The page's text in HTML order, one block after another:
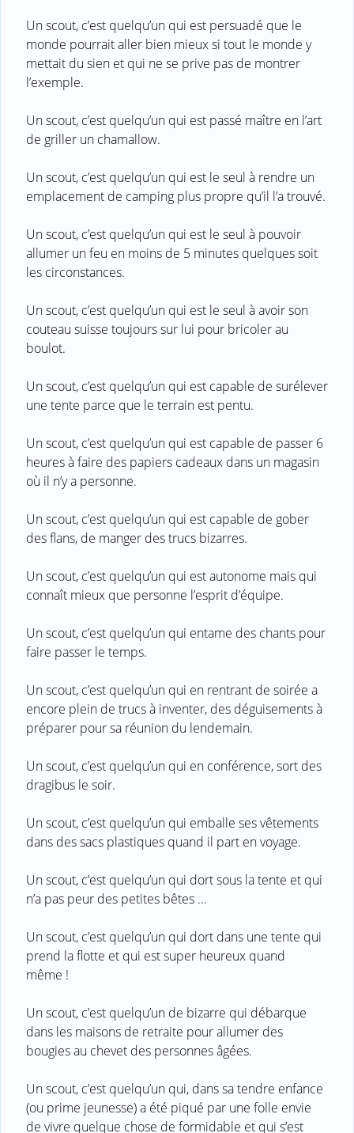
Un scout, c’est quelqu’un qui est persuadé que le
monde pourrait aller bien mieux si tout le monde y
mettait du sien et qui ne se prive pas de montrer
l’exemple.
Un scout, c’est quelqu’un qui est passé maître en l’art
de griller un chamallow.
Un scout, c’est quelqu’un qui est le seul à rendre un
emplacement de camping plus propre qu’il l’a trouvé.
Un scout, c’est quelqu’un qui est le seul à pouvoir
allumer un feu en moins de 5 minutes quelques soit
les circonstances.
Un scout, c’est quelqu’un qui est le seul à avoir son
couteau suisse toujours sur lui pour bricoler au
boulot.
Un scout, c’est quelqu’un qui est capable de surélever
une tente parce que le terrain est pentu.
Un scout, c’est quelqu’un qui est capable de passer 6
heures à faire des papiers cadeaux dans un magasin
où il n’y a personne.
Un scout, c’est quelqu’un qui est capable de gober
des flans, de manger des trucs bizarres.
Un scout, c’est quelqu’un qui est autonome mais qui
connaît mieux que personne l’esprit d’équipe.
Un scout, c’est quelqu’un qui entame des chants pour
faire passer le temps.
Un scout, c’est quelqu’un qui en rentrant de soirée a
encore plein de trucs à inventer, des déguisements à
préparer pour sa réunion du lendemain.
Un scout, c’est quelqu’un qui en conférence, sort des
dragibus le soir.
Un scout, c’est quelqu’un qui emballe ses vêtements
dans des sacs plastiques quand il part en voyage.
Un scout, c’est quelqu’un qui dort sous la tente et qui
n’a pas peur des petites bêtes ...
Un scout, c’est quelqu’un qui dort dans une tente qui
prend la flotte et qui est super heureux quand
même !
Un scout, c’est quelqu’un de bizarre qui débarque
dans les maisons de retraite pour allumer des
bougies au chevet des personnes âgées.
Un scout, c’est quelqu’un qui, dans sa tendre enfance
(ou prime jeunesse) a été piqué par une folle envie
de vivre quelque chose de formidable et qui s’est